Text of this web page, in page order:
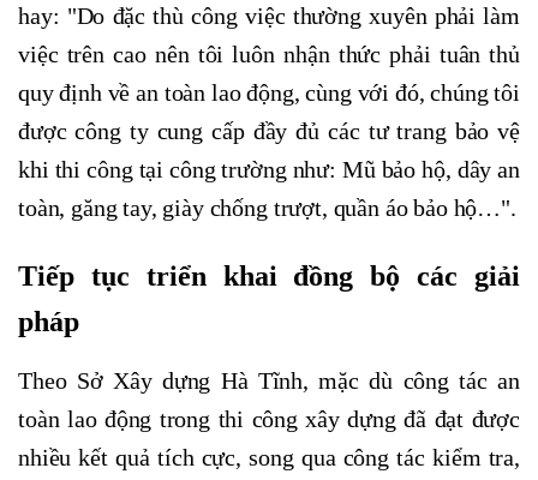
hay: "Do đặc thù công việc thường xuyên phải làm
việc trên cao nên tôi luôn nhận thức phải tuân thủ
quy định về an toàn lao động, cùng với đó, chúng tôi
được công ty cung cấp đầy đủ các tư trang bảo vệ
khi thi công tại công trường như: Mũ bảo hộ, dây an
toàn, găng tay, giày chống trượt, quần áo bảo hộ…".
Tiếp tục triển khai đồng bộ các giải
pháp
Theo Sở Xây dựng Hà Tĩnh, mặc dù công tác an
toàn lao động trong thi công xây dựng đã đạt được
nhiều kết quả tích cực, song qua công tác kiểm tra,